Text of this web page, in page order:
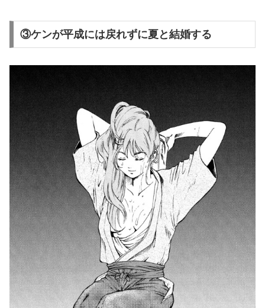
③ケンが平成には戻れずに夏と結婚する